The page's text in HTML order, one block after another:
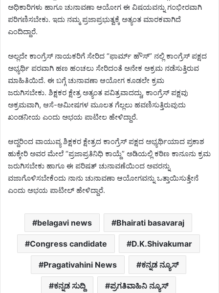
ಅಧಿಕಾರಿಗಳು ಹಾಗೂ ಚುನಾವಣಾ ಆಯೋಗ ಈ ವಿಷಯವನ್ನು ಗಂಭೀರವಾಗಿ
ಪರಿಗಣಿಸಬೇಕು. ಇದು ನಮ್ಮ ಪ್ರಜಾಪ್ರಭುತ್ವಕ್ಕೆ ಅತ್ಯಂತ ಮಾರಕವಾಗಿದೆ
ಎಂದಿದ್ದಾರೆ.
ಅಲ್ಲದೇ ಕಾಂಗ್ರೆಸ್ ನಾಯಕರಿಗೆ ಸೇರಿದ “ಫಾರ್ಮ್ ಹೌಸ್” ನಲ್ಲಿ ಕಾಂಗ್ರೆಸ್ ಪಕ್ಷದ
ಅಭ್ಯರ್ಥಿ ಪರವಾಗಿ ಹಣ ಹಂಚಲು ಸೇರಿದಂತೆ ಅನೇಕ ಅಕ್ರಮ ನಡೆಸುತ್ತಿರುವ
ಮಾಹಿತಿಯಿದೆ. ಈ ಬಗ್ಗೆ ಚುನಾವಣಾ ಆಯೋಗ ಕೂಡಲೇ ಕ್ರಮ
ಜರುಗಿಸಬೇಕು. ಶಿಕ್ಷಕರ ಕ್ಷೇತ್ರ ಅತ್ಯಂತ ಪವಿತ್ರವಾದದ್ದು, ಕಾಂಗ್ರೆಸ್ ಪಕ್ಷವು
ಅಕ್ರಮವಾಗಿ, ಆಸೆ-ಆಮೀಷಗಳ ಮೂಲತ ಗೆಲ್ಲಲು ಹವಣಿಸುತ್ತಿರುವುದು
ಖಂಡನೀಯ ಎಂದು ಅಭಯ ಪಾಟೀಲ ಹೇಳಿದ್ದಾರೆ.
ಆದ್ದರಿಂದ ವಾಯುವ್ಯ ಶಿಕ್ಷಕರ ಕ್ಷೇತ್ರದ ಕಾಂಗ್ರೆಸ್ ಪಕ್ಷದ ಅಭ್ಯರ್ಥಿಯಾದ ಪ್ರಕಾಶ
ಹುಕ್ಕೇರಿ ಅವರ ಮೇಲೆ “ಪ್ರಜಾಪ್ರತಿನಿಧಿ ಕಾಯ್ದೆ” ಅಡಿಯಲ್ಲಿ ಕಠಿಣ ಕಾನೂನು ಕ್ರಮ
ಜರುಗಿಸಬೇಕು ಹಾಗೂ ಈ ಪರಿಷತ್ ಚುನಾವಣೆಯಿಂದ ಅವರನ್ನು
ವಜಾಗೊಳಿಸಬೇಕೆಂದು ನಾನು ಚುನಾವಣಾ ಆಯೋಗವನ್ನು ಒತ್ತಾಯಿಸುತ್ತೇನೆ
ಎಂದು ಅಭಯ ಪಾಟೀಲ್ ಹೇಳಿದ್ದಾರೆ.
belagavi news Bhairati basavaraj
Congress candidate D.K.Shivakumar
Pragativahini News ಕನ್ನಡ ನ್ಯೂಸ್
ಕನ್ನಡ ಸುದ್ದಿ ಪ್ರಗತಿವಾಹಿನಿ ನ್ಯೂಸ್